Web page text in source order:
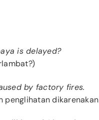
is delayed?
by factory fires.